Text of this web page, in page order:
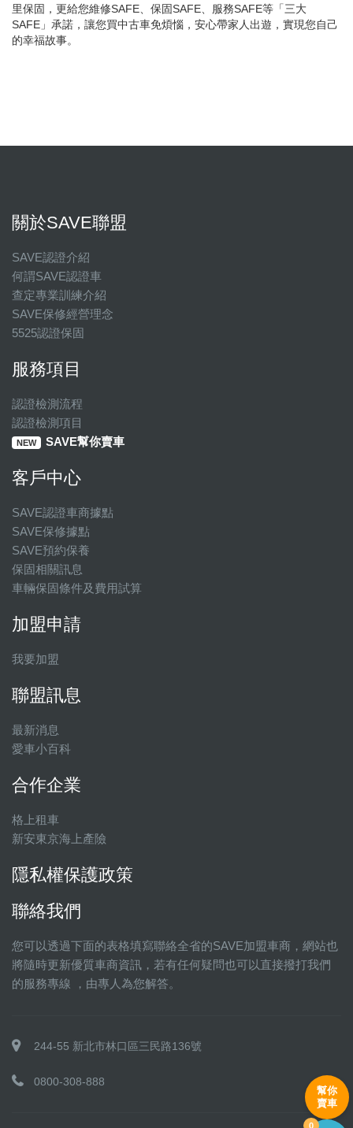
里保固，更給您維修SAFE、保固SAFE、服務SAFE等「三大
SAFE」承諾，讓您買中古車免煩惱，安心帶家人出遊，實現您自己
的幸福故事。
關於SAVE聯盟
SAVE認證介紹
何謂SAVE認證車
查定專業訓練介紹
SAVE保修經營理念
5525認證保固
服務項目
認證檢測流程
認證檢測項目
NEW SAVE幫你賣車
客戶中心
SAVE認證車商據點
SAVE保修據點
SAVE預約保養
保固相關訊息
車輛保固條件及費用試算
加盟申請
我要加盟
聯盟訊息
最新消息
愛車小百科
合作企業
格上租車
新安東京海上產險
隱私權保護政策
聯絡我們
您可以透過下面的表格填寫聯絡全省的SAVE加盟車商，網站也
將隨時更新優質車商資訊，若有任何疑問也可以直接撥打我們
的服務專線 ，由專人為您解答。
244-55 新北市林口區三民路136號
0800-308-888
幫你
賣車
0